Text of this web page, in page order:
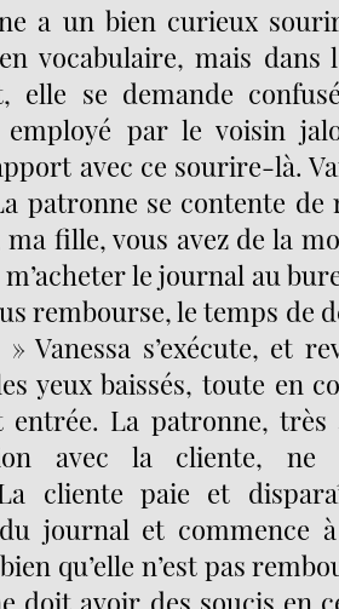
a un bien curieux
vocabulaire, mais dans
elle se demande
par le voisin
avec ce sourire-là.
patronne se contente de
ma fille, vous avez de la
le journal au
rembourse, le temps de
» Vanessa s’exécute, et
yeux baissés, toute en
entrée. La patronne, très
avec la cliente, ne
La cliente paie et
du journal et commence
qu’elle n’est pas
doit avoir des soucis en